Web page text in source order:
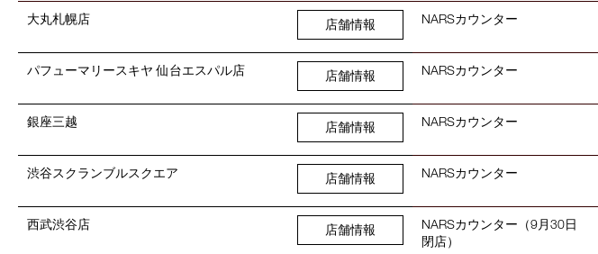
大丸札幌店 店舗情報 NARSカウンター
パフューマリースキヤ 仙台エスパル店 店舗情報 NARSカウンター
銀座三越 店舗情報 NARSカウンター
渋谷スクランブルスクエア 店舗情報 NARSカウンター
西武渋谷店 店舗情報
NARSカウンター（9月30日
閉店）